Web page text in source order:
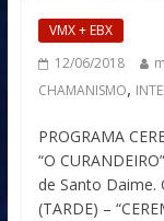
VMX + EBX
12/06/2018
CHAMANISMO,
PROGRAMA
“O
de Santo Daime.
(TARDE) –